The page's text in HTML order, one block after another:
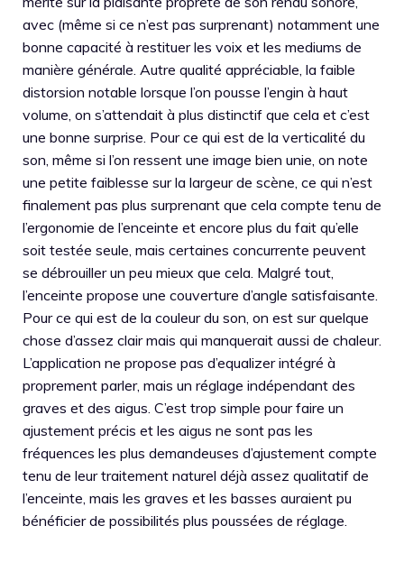
avec (même si ce n’est pas surprenant) notamment une
bonne capacité à restituer les voix et les mediums de
manière générale. Autre qualité appréciable, la faible
distorsion notable lorsque l’on pousse l’engin à haut
volume, on s’attendait à plus distinctif que cela et c’est
une bonne surprise. Pour ce qui est de la verticalité du
son, même si l’on ressent une image bien unie, on note
une petite faiblesse sur la largeur de scène, ce qui n’est
finalement pas plus surprenant que cela compte tenu de
l’ergonomie de l’enceinte et encore plus du fait qu’elle
soit testée seule, mais certaines concurrente peuvent
se débrouiller un peu mieux que cela. Malgré tout,
l’enceinte propose une couverture d’angle satisfaisante.
Pour ce qui est de la couleur du son, on est sur quelque
chose d’assez clair mais qui manquerait aussi de chaleur.
L’application ne propose pas d’equalizer intégré à
proprement parler, mais un réglage indépendant des
graves et des aigus. C’est trop simple pour faire un
ajustement précis et les aigus ne sont pas les
fréquences les plus demandeuses d’ajustement compte
tenu de leur traitement naturel déjà assez qualitatif de
l’enceinte, mais les graves et les basses auraient pu
bénéficier de possibilités plus poussées de réglage.